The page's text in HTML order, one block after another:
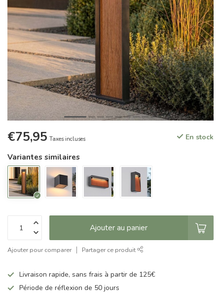
€75,95 Taxes incluses En stock
Variantes similaires
Ajouter au panier
Ajouter pour comparer Partager ce produit
Livraison rapide, sans frais à partir de 125€
Période de réflexion de 50 jours